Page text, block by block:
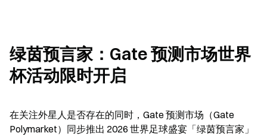
绿茵预言家：Gate 预测市场世界
杯活动限时开启
在关注外星人是否存在的同时，Gate 预测市场（Gate
Polymarket）同步推出 2026 世界足球盛宴「绿茵预言家」